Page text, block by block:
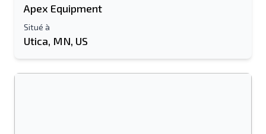
Apex Equipment
Situé à
Utica, MN, US